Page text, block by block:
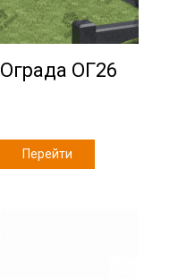
Ограда ОГ26
Перейти